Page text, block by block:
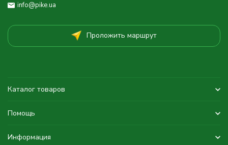
info@pike.ua
Проложить маршрут
Каталог товаров
Помощь
Информация